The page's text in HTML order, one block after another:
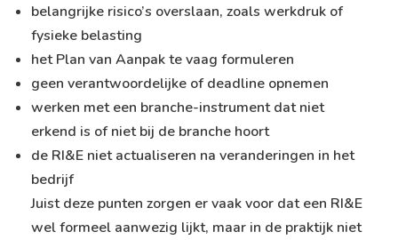
belangrijke risico’s overslaan, zoals werkdruk of
fysieke belasting
het Plan van Aanpak te vaag formuleren
geen verantwoordelijke of deadline opnemen
werken met een branche-instrument dat niet
erkend is of niet bij de branche hoort
de RI&E niet actualiseren na veranderingen in het
bedrijf
Juist deze punten zorgen er vaak voor dat een RI&E
wel formeel aanwezig lijkt, maar in de praktijk niet